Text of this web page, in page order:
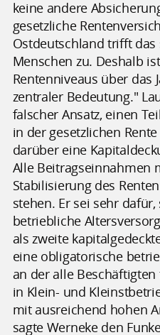
keine andere
gesetzliche
Ostdeutschland trifft
Menschen zu. Deshalb
Rentenniveaus über das
zentraler Bedeutung."
falscher Ansatz, einen
in der gesetzlichen
darüber eine
Alle Beitragseinnahmen
Stabilisierung des
stehen. Er sei sehr
betriebliche
als zweite
eine obligatorische
an der alle
in Klein- und
mit ausreichend hohen
sagte Werneke den